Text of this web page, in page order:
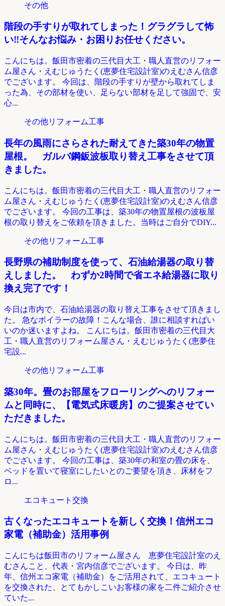
その他
階段の手すりが取れてしまった！グラグラして怖
い‼そんなお悩み・お困りお任せください。
こんにちは。飯田市密着の三代目大工・職人直営のリフォー
ム屋さん・えむじゅうたく(恵夢住宅設計室)のえむさん信彦
でございます。 今回は、階段の手すりが壁から取れてしま
った為、その部材を使い、足らない部材を足して強固で、安
心...
その他リフォーム工事
長年の風雨にさらされた耐えてきた築30年の物置
屋根。 ガルバ鋼鈑波板取り替え工事をさせて頂
きました。
こんにちは。飯田市密着の三代目大工・職人直営のリフォー
ム屋さん・えむじゅうたく(恵夢住宅設計室)のえむさん信彦
でございます。 今回の工事は、築30年の物置屋根の波板屋
根の取り替えをご依頼を頂きました。当時はご自分でDIY...
その他リフォーム工事
長野県の補助制度を使って、石油給湯器の取り替
えしました。 わずか2時間で省エネ給湯器に取り
換え完了です！
今日は市内で、石油給湯器の取り替え工事をさせて頂きまし
た。 急なボイラーの故障！こんな場合、誰に相談すればい
いのか迷いますよね。 こんにちは。飯田市密着の三代目大
工・職人直営のリフォーム屋さん・えむじゅうたく(恵夢住
宅設...
その他リフォーム工事
築30年。畳のお部屋をフローリングへのリフォー
ムと同時に、【電気式床暖房】のご提案させてい
ただきました。
こんにちは。飯田市密着の三代目大工・職人直営のリフォー
ム屋さん・えむじゅうたく(恵夢住宅設計室)のえむさん信彦
でございます。 今回の工事は、築30年の和室の畳の床を、
ベッドを置いて寝室にしたいとのご要望を頂き、床材をフ
ロ...
エコキュート交換
古くなったエコキュートを新しく交換！信州エコ
家電（補助金）活用事例
こんにちは飯田市のリフォーム屋さん 恵夢住宅設計室のえ
むさんこと、代表・宮内信彦でございます。 今日は、昨
年、信州エコ家電（補助金）をご活用されて、エコキュート
を交換された、とてもかしこいお客様の家を二件ご紹介させ
ていた...